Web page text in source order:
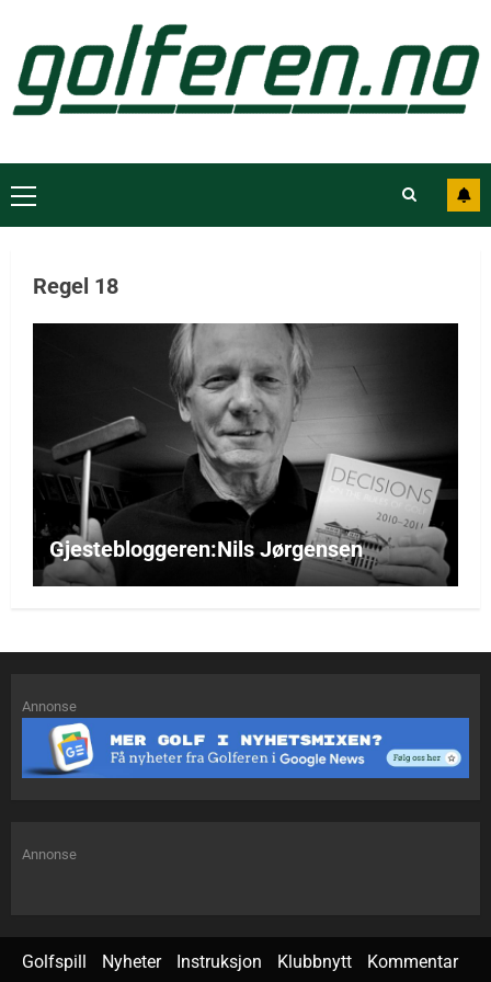
Regel 18
Gjestebloggeren:Nils Jørgensen
Annonse
Annonse
Golfspill Nyheter Instruksjon Klubbnytt
Kommentar